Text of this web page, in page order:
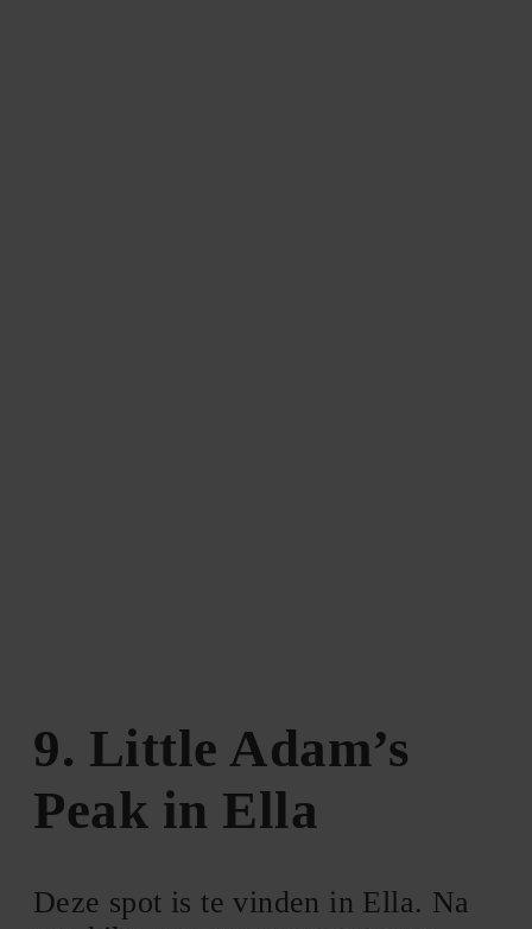
9. Little Adam’s
Peak in Ella
Deze spot is te vinden in Ella. Na